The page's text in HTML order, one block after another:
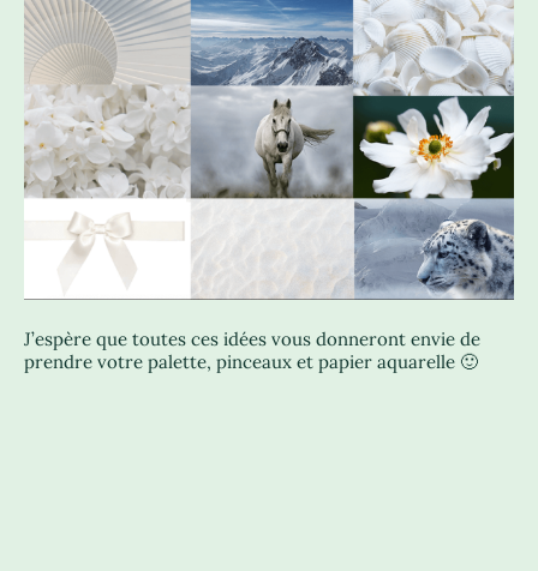
J’espère que toutes ces idées vous donneront envie de
prendre votre palette, pinceaux et papier aquarelle 🙂